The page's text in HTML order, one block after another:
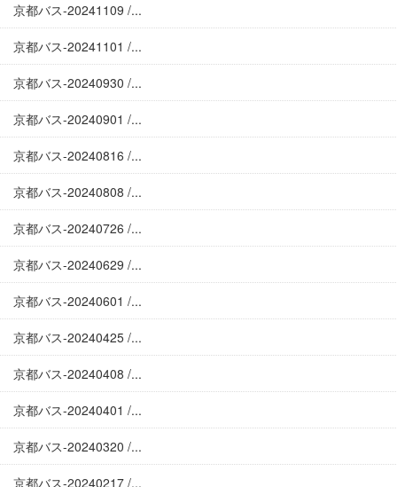
京都バス-20241109 /...
京都バス-20241101 /...
京都バス-20240930 /...
京都バス-20240901 /...
京都バス-20240816 /...
京都バス-20240808 /...
京都バス-20240726 /...
京都バス-20240629 /...
京都バス-20240601 /...
京都バス-20240425 /...
京都バス-20240408 /...
京都バス-20240401 /...
京都バス-20240320 /...
京都バス-20240217 /...